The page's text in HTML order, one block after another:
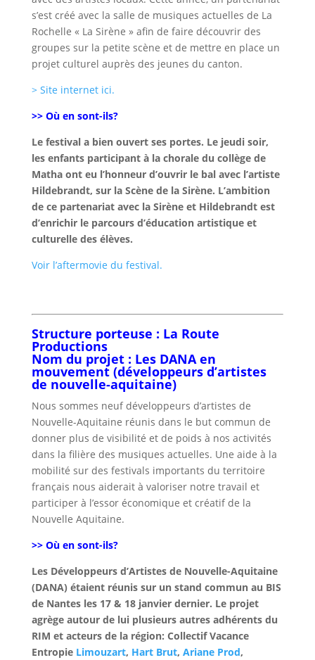
s’est créé avec la salle de musiques actuelles de La
Rochelle « La Sirène » afin de faire découvrir des
groupes sur la petite scène et de mettre en place un
projet culturel auprès des jeunes du canton.
> Site internet ici.
>> Où en sont-ils?
Le festival a bien ouvert ses portes. Le jeudi soir,
les enfants participant à la chorale du collège de
Matha ont eu l’honneur d’ouvrir le bal avec l’artiste
Hildebrandt, sur la Scène de la Sirène. L’ambition
de ce partenariat avec la Sirène et Hildebrandt est
d’enrichir le parcours d’éducation artistique et
culturelle des élèves.
Voir l’aftermovie du festival.
Structure porteuse : La Route
Productions
Nom du projet : Les DANA en
mouvement (développeurs d’artistes
de nouvelle-aquitaine)
Nous sommes neuf développeurs d’artistes de
Nouvelle-Aquitaine réunis dans le but commun de
donner plus de visibilité et de poids à nos activités
dans la filière des musiques actuelles. Une aide à la
mobilité sur des festivals importants du territoire
français nous aiderait à valoriser notre travail et
participer à l’essor économique et créatif de la
Nouvelle Aquitaine.
>> Où en sont-ils?
Les Développeurs d’Artistes de Nouvelle-Aquitaine
(DANA) étaient réunis sur un stand commun au BIS
de Nantes les 17 & 18 janvier dernier. Le projet
agrège autour de lui plusieurs autres adhérents du
RIM et acteurs de la région: Collectif Vacance
Entropie Limouzart, Hart Brut, Ariane Prod,